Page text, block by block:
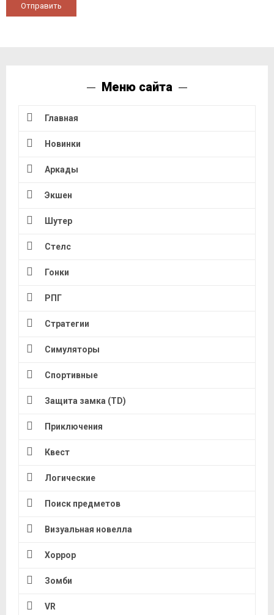
Отправить
Меню сайта
Главная
Новинки
Аркады
Экшен
Шутер
Стелс
Гонки
РПГ
Стратегии
Симуляторы
Спортивные
Защита замка (TD)
Приключения
Квест
Логические
Поиск предметов
Визуальная новелла
Хоррор
Зомби
VR